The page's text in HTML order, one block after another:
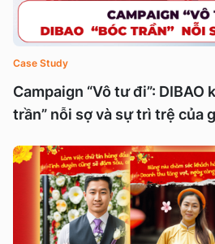
Campaign “Vô tư đi”: DIBAO
trần” nỗi sợ và sự trì trệ của
Case Study